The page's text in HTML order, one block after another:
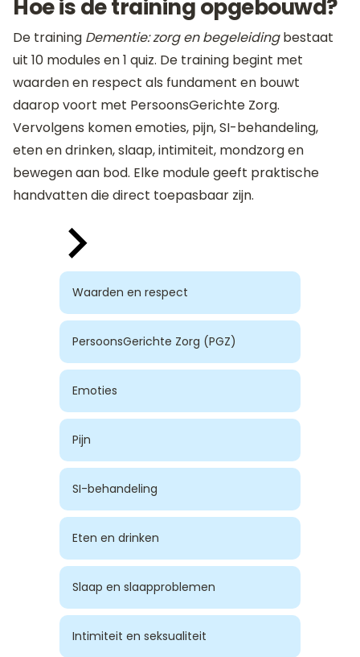
Hoe is de training opgebouwd?
De training Dementie: zorg en begeleidingbestaat
uit 10 modules en 1 quiz. De training begint met
waarden en respect als fundament en bouwt
daarop voort met PersoonsGerichte Zorg.
Vervolgens komen emoties, pijn, SI-behandeling,
eten en drinken, slaap, intimiteit, mondzorg en
bewegen aan bod. Elke module geeft praktische
handvatten die direct toepasbaar zijn.
Waarden en respect
PersoonsGerichte Zorg (PGZ)
Emoties
Pijn
SI-behandeling
Eten en drinken
Slaap en slaapproblemen
Intimiteit en seksualiteit